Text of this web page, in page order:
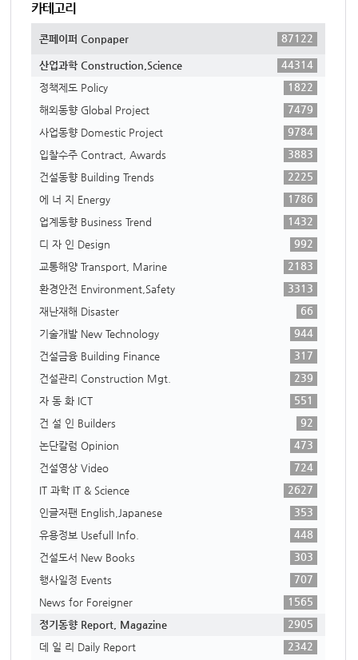
카테고리
콘페이퍼 Conpaper 87122
산업과학 Construction,Science
44314
정책제도 Policy
1822
해외동향 Global Project
7479
사업동향 Domestic Project
9784
입찰수주 Contract, Awards
3883
건설동향 Building Trends
2225
에 너 지 Energy
1786
업계동향 Business Trend
1432
디 자 인 Design
992
교통해양 Transport, Marine
2183
환경안전 Environment,Safety
3313
재난재해 Disaster
66
기술개발 New Technology
944
건설금융 Building Finance
317
건설관리 Construction Mgt.
239
자 동 화 ICT
551
건 설 인 Builders
92
논단칼럼 Opinion
473
건설영상 Video
724
IT 과학 IT & Science
2627
인글저팬 English,Japanese
353
유용정보 Usefull Info.
448
건설도서 New Books
303
행사일정 Events
707
News for Foreigner
1565
정기동향 Report, Magazine
2905
데 일 리 Daily Report
2342